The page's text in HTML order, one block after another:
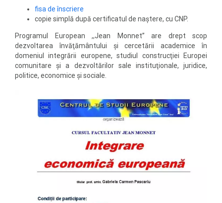
fisa de înscriere
copie simplă după certificatul de naştere, cu CNP.
Programul European ,,Jean Monnet” are drept scop
dezvoltarea învăţământului şi cercetării academice în
domeniul integrării europene, studiul construcţiei Europei
comunitare şi a dezvoltărilor sale instituţionale, juridice,
politice, economice şi sociale.